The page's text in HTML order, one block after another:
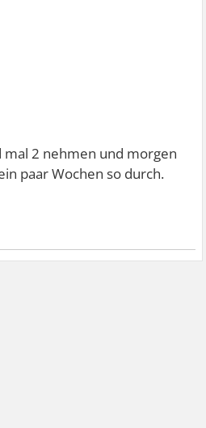
2 nehmen und morgen
paar Wochen so durch.